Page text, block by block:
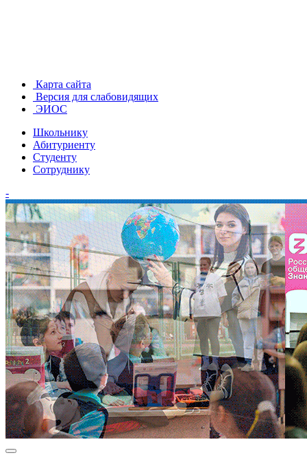
Карта сайта
Версия для слабовидящих
ЭИОС
Школьнику
Абитуриенту
Студенту
Сотруднику
-